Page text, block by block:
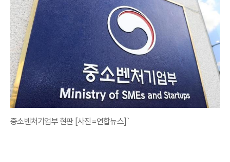
중소벤처기업부 현판 [사진=연합뉴스]`